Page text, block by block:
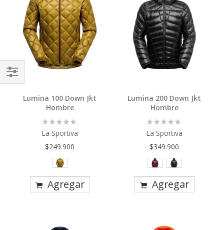
Lumina 100 Down Jkt
Hombre
Rating:
0%
La Sportiva
$249.900
Agregar
Lumina 200 Down Jkt
Hombre
Rating:
0%
La Sportiva
$349.900
Agregar
Comprar